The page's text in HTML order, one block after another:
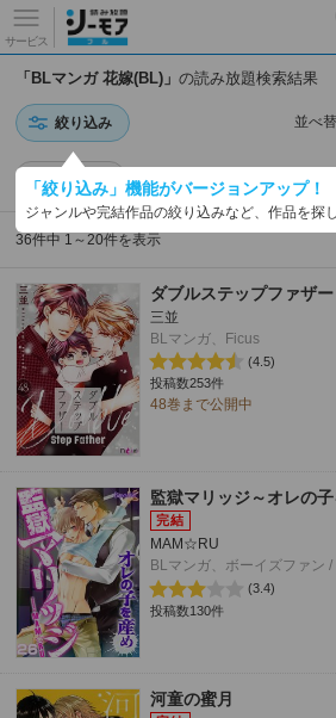
サービス
「BLマンガ 花嫁(BL)」の読み放題検索結果
絞り込み 並べ
「絞り込み」機能がバージョンアップ！
ジャンルや完結作品の絞り込みなど、作品を探
花嫁(BL)
36件中 1～20件を表示
ダブルステップファザー
三並
BLマンガ、Ficus
(4.5)
投稿数253件
48巻まで公開中
監獄マリッジ～オレの
MAM☆RU
BLマンガ、ボーイズファン
(3.4)
投稿数130件
河童の蜜月